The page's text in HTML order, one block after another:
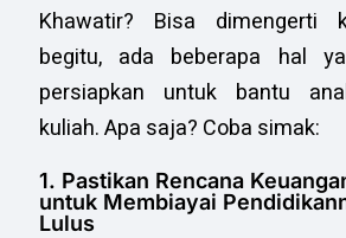
Khawatir? Bisa dimengerti
begitu, ada beberapa hal
persiapkan untuk bantu
kuliah. Apa saja? Coba simak:
1. Pastikan Rencana
untuk Membiayai
Lulus